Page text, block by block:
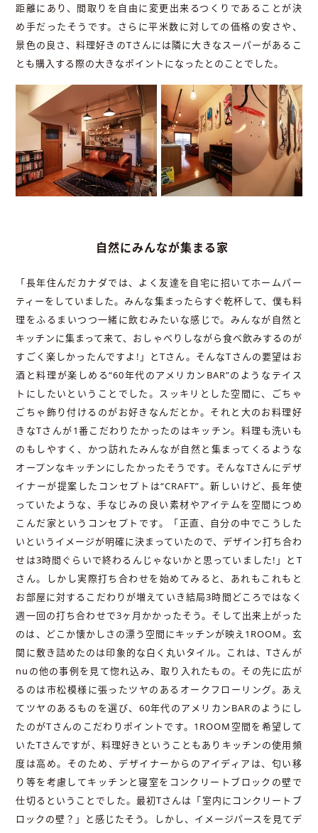
距離にあり、間取りを自由に変更出来るつくりであることが決
め手だったそうです。さらに平米数に対しての価格の安さや、
景色の良さ、料理好きのTさんには隣に大きなスーパーがあるこ
とも購入する際の大きなポイントになったとのことでした。
自然にみんなが集まる家
「長年住んだカナダでは、よく友達を自宅に招いてホームパー
ティーをしていました。みんな集まったらすぐ乾杯して、僕も料
理をふるまいつつ一緒に飲むみたいな感じで。みんなが自然と
キッチンに集まって来て、おしゃべりしながら食べ飲みするのが
すごく楽しかったんですよ!」とTさん。そんなTさんの要望はお
酒と料理が楽しめる“60年代のアメリカンBAR”のようなテイス
トにしたいということでした。スッキリとした空間に、ごちゃ
ごちゃ飾り付けるのがお好きなんだとか。それと大のお料理好
きなTさんが1番こだわりたかったのはキッチン。料理も洗いも
のもしやすく、かつ訪れたみんなが自然と集まってくるような
オープンなキッチンにしたかったそうです。そんなTさんにデザ
イナーが提案したコンセプトは“CRAFT”。新しいけど、長年使
っていたような、手なじみの良い素材やアイテムを空間につめ
こんだ家というコンセプトです。「正直、自分の中でこうした
いというイメージが明確に決まっていたので、デザイン打ち合わ
せは3時間ぐらいで終わるんじゃないかと思っていました!」とT
さん。しかし実際打ち合わせを始めてみると、あれもこれもと
お部屋に対するこだわりが増えていき結局3時間どころではなく
週一回の打ち合わせで3ヶ月かかったそう。そして出来上がった
のは、どこか懐かしさの漂う空間にキッチンが映え1ROOM。玄
関に敷き詰めたのは印象的な白く丸いタイル。これは、Tさんが
nuの他の事例を見て惚れ込み、取り入れたもの。その先に広が
るのは市松模様に張ったツヤのあるオークフローリング。あえ
てツヤのあるものを選び、60年代のアメリカンBARのようにし
たのがTさんのこだわりポイントです。1ROOM空間を希望して
いたTさんですが、料理好きということもありキッチンの使用頻
度は高め。そのため、デザイナーからのアイディアは、匂い移
り等を考慮してキッチンと寝室をコンクリートブロックの壁で
仕切るということでした。最初Tさんは「室内にコンクリートブ
ロックの壁？」と感じたそう。しかし、イメージパースを見てデ